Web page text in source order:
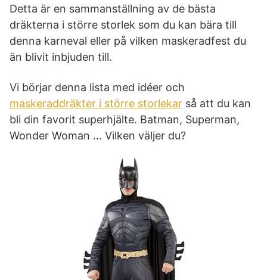
Detta är en sammanställning av de bästa
dräkterna i större storlek som du kan bära till
denna karneval eller på vilken maskeradfest du
än blivit inbjuden till.
Vi börjar denna lista med idéer och
maskeraddräkter i större storlekar så att du kan
bli din favorit superhjälte. Batman, Superman,
Wonder Woman … Vilken väljer du?